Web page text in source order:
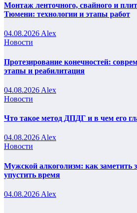
Монтаж ленточного, свайного и
Тюмени: технологии и этапы работ
04.08.2026 Alex
Новости
Протезирование конечностей:
этапы и реабилитация
04.08.2026 Alex
Новости
Что такое метод ДПДГ и в чем его
04.08.2026 Alex
Новости
Мужской алкоголизм: как заметить
упустить время
04.08.2026 Alex